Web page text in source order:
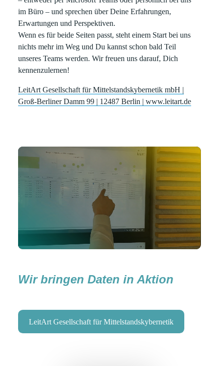
im Büro – und sprechen über Deine Erfahrungen,
Erwartungen und Perspektiven.
Wenn es für beide Seiten passt, steht einem Start bei uns
nichts mehr im Weg und Du kannst schon bald Teil
unseres Teams werden. Wir freuen uns darauf, Dich
kennenzulernen!
LeitArt Gesellschaft für Mittelstandskybernetik mbH |
Groß-Berliner Damm 99 | 12487 Berlin | www.leitart.de
Wir bringen Daten in Aktion
LeitArt Gesellschaft für Mittelstandskybernetik